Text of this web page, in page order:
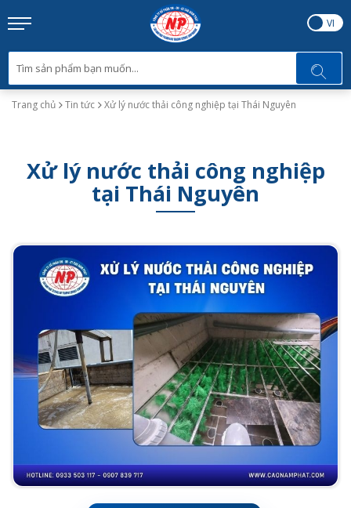
EN VI
Trang chủ Tin tức Xử lý nước thải công nghiệp tại Thái Nguyên
Xử lý nước thải công nghiệp
tại Thái Nguyên